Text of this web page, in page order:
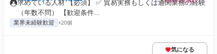
求めている人材 【必須】 ✅ 貿易実務もしくは通関業務の経験
（年数不問） 【歓迎条件...
業界未経験歓迎 +20個
気になる